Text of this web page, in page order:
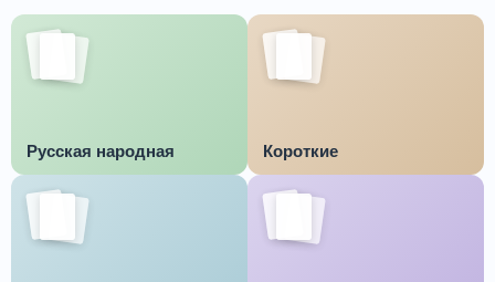
Русская народная Короткие